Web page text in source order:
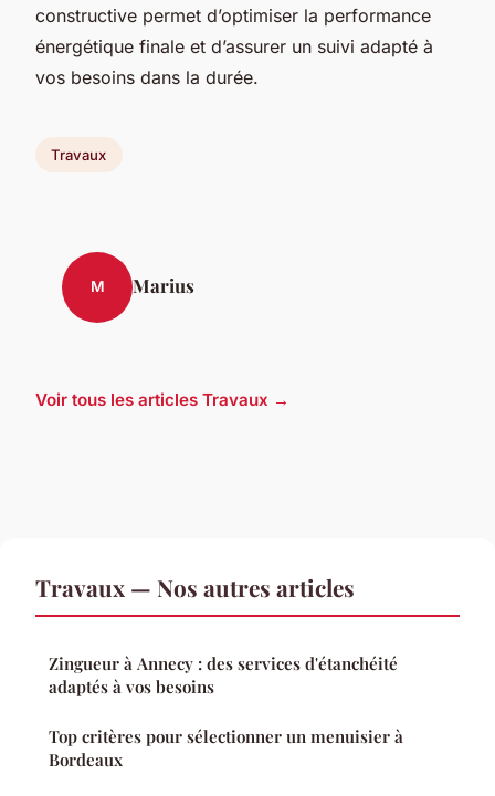
constructive permet d’optimiser la performance
énergétique finale et d’assurer un suivi adapté à
vos besoins dans la durée.
Travaux
M Marius
Voir tous les articles Travaux →
Travaux — Nos autres articles
Zingueur à Annecy : des services d'étanchéité
adaptés à vos besoins
Top critères pour sélectionner un menuisier à
Bordeaux